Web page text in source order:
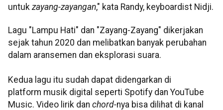
untuk zayang-zayangan," kata Randy, keyboardist Nidji.
Lagu "Lampu Hati" dan "Zayang-Zayang" dikerjakan
sejak tahun 2020 dan melibatkan banyak perubahan
dalam aransemen dan eksplorasi suara.
Kedua lagu itu sudah dapat didengarkan di
platform musik digital seperti Spotify dan YouTube
Music. Video lirik dan chord-nya bisa dilihat di kanal